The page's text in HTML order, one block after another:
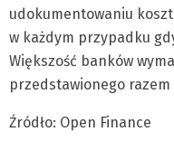
udokumentowaniu
w każdym przypadku
Większość banków
przedstawionego
Źródło: Open Finance